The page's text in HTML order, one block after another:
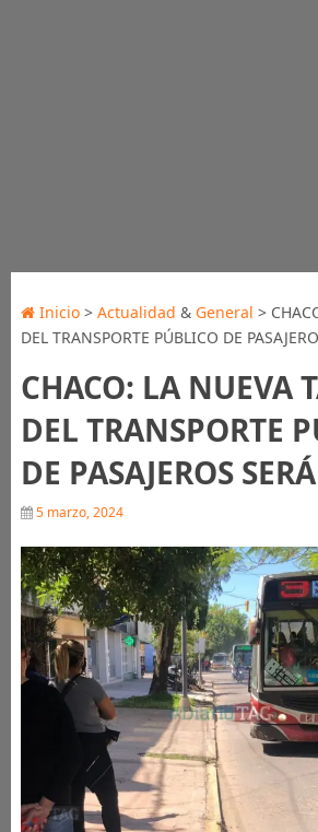
Inicio> Actualidad & General >
DEL TRANSPORTE PÚBLICO DE
CHACO: LA NUEVA
DEL TRANSPORTE
DE PASAJEROS
5 marzo, 2024